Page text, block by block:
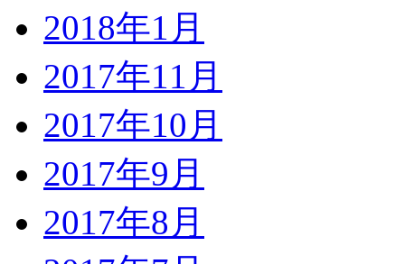
2018年1月
2017年11月
2017年10月
2017年9月
2017年8月